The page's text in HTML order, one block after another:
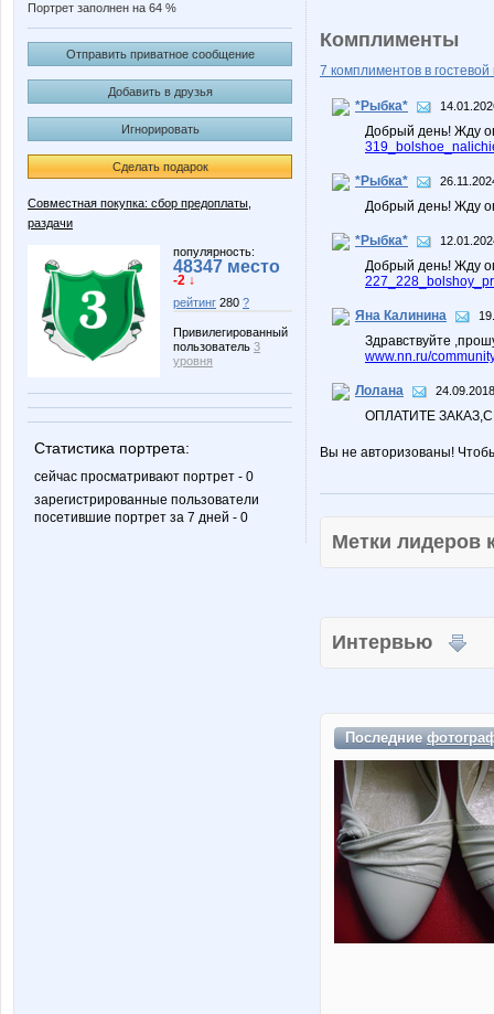
Портрет заполнен на 64 %
Отправить приватное сообщение
Добавить в друзья
Игнорировать
Сделать подарок
Совместная покупка: сбор предоплаты,
раздачи
популярность:
48347 место
-2 ↓
рейтинг 280 ?
Привилегированный
пользователь 3
уровня
Статистика портрета:
сейчас просматривают портрет - 0
зарегистрированные пользователи
посетившие портрет за 7 дней - 0
Комплименты
7 комплиментов в гостевой
*Рыбка*
Добрый день! Жду
*Рыбка*
Добрый день! Жду
*Рыбка*
Добрый день! Жду
Яна Калинина
Здравствуйте
www.nn.ru/
Лолана
ОПЛАТИТЕ
Вы не авторизованы!
Метки
Интервью
Последние